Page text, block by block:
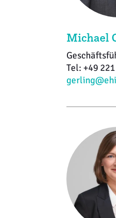
Michael
Tel: +49